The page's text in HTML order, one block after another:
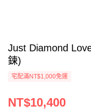
Just Diamond
鍊)
宅配滿NT$1,000免運
NT$10,400